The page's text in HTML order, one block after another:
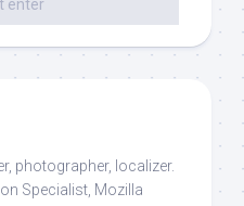
photographer, localizer.
Specialist, Mozilla